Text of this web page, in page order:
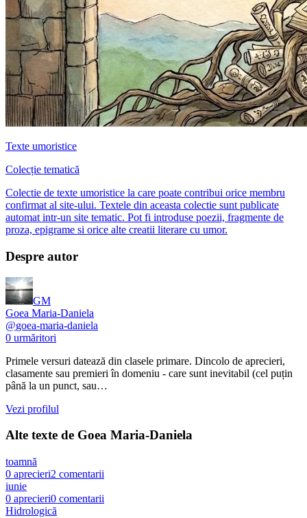
Texte umoristice
Colecție tematică
Colectie de texte umoristice la care poate contribui orice membru
confirmat al site-ului. Textele din aceasta colectie sunt publicate
automat intr-un site tematic. Pot fi introduse poezii, fragmente de
proza, epigrame si orice alte creatii literare cu umor.
Despre autor
GM
Goea Maria-Daniela
@goea-maria-daniela
0 urmăritori
Primele versuri datează din clasele primare. Dincolo de aprecieri,
clasamente sau premieri în domeniu - care sunt inevitabil (cel puțin
până la un punct, sau…
Vezi profilul
Alte texte de Goea Maria-Daniela
toamnă
0 aprecieri2 comentarii
iunie
0 aprecieri0 comentarii
Hidrologică